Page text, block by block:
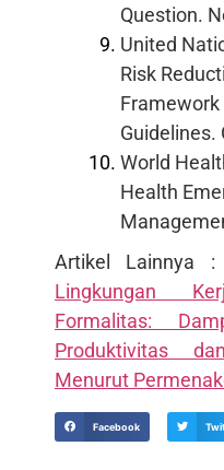
Question.
United
Risk
Guidelines.
World
Health
Artikel Lainnya :
Lingkungan
Formalitas:
Produktivitas
Menurut
Facebook